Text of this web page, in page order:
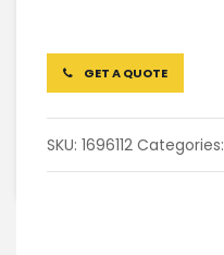
GET A QUOTE
SKU: 1696112 Categories: